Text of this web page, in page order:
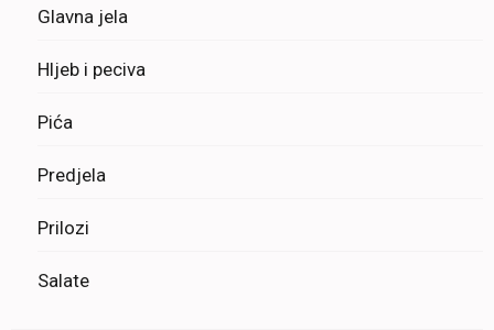
Glavna jela
Hljeb i peciva
Pića
Predjela
Prilozi
Salate